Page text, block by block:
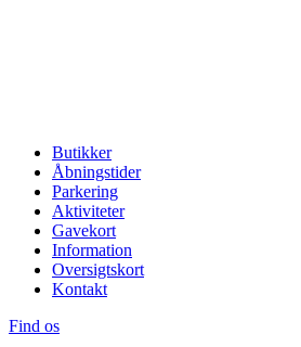
Butikker
Åbningstider
Parkering
Aktiviteter
Gavekort
Information
Oversigtskort
Kontakt
Find os